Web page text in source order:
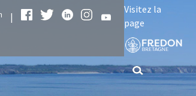
|
Visitez la
page